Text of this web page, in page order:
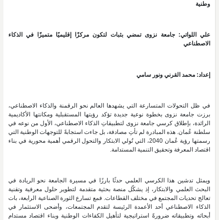
وطنية
علي اللواتي: جامعة نزوى تمضي بثبات لتكون مركزًا إقليميًا متميزًا في الذكاء
الاصطناعي
إعداد: محمد القرني ونور سامي
في ظل التحولات المتسارعة التي يشهدها العالم نحو الرقمنة والذكاء الاصطناعي،
برزت جامعة نزوى بخطوة نوعية جديدة تؤكد رؤيتها المستقبلية ومكانتها الأكاديمية
الرائدة، بإطلاق كرسي جامعة نزوى لتطبيقاتِ الذكاء الاصطناعي، الأول من نوعه في
سلطنة عُمان. هذه المبادرة لم تأتِ مصادفة، بل جاءت استجابةً للتوجهات الوطنية التي
رسمتها رؤية عُمان 2040، التي تُولي الابتكار والتحول الرقمي أهمية محورية في بناء
اقتصاد المعرفة وتحقيق التنمية المستدامة.
ويمثل تدشين هذا الكرسي العلمي حدثًا بارزًا في مسيرة الجامعة نحو الريادة في
البحث العلمي والابتكار، إذ يشكّل منصة بحثية متقدمة لتطوير حلول معرفية وتقنية
تعالج تحديات المجتمع في مختلف القطاعات. فمع تسارع الثورة الصناعية الرابعة، بات
الذكاء الاصطناعي أحد الأعمدة الرئيسة لتقدم المجتمعات، وأضحى الاستثمار في
أبحاثه وتطبيقاته ضرورةً استراتيجية لتأهيل الكفاءات الوطنية وبناء اقتصاد مستدام